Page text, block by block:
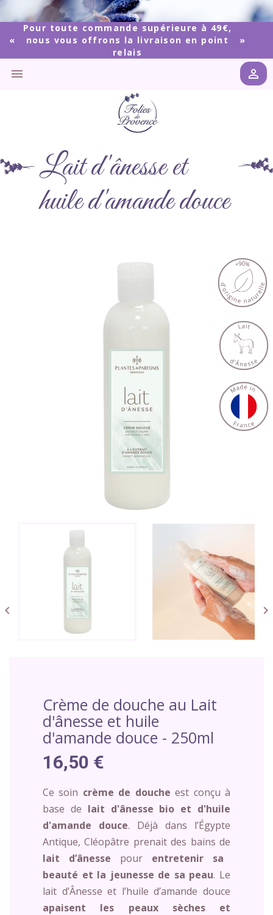
Pour toute commande supérieure à 49€,
nous vous offrons la livraison en point
relais
 
Lait d'ânesse et
huile d'amande douce
 
Crème de douche au Lait
d'ânesse et huile
d'amande douce - 250ml
16,50 €
Ce soin crème de doucheest conçu à
base de lait d'ânesse bio et d'huile
d'amande douce. Déjà dans l’Égypte
Antique, Cléopâtre prenait des bains de
lait d’ânesse pour entretenir sa
beauté et la jeunesse de sa peau. Le
lait d’Ânesse et l’huile d’amande douce
apaisent les peaux sèches et